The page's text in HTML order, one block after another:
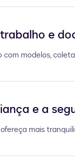
e
modelos,
e a
mais